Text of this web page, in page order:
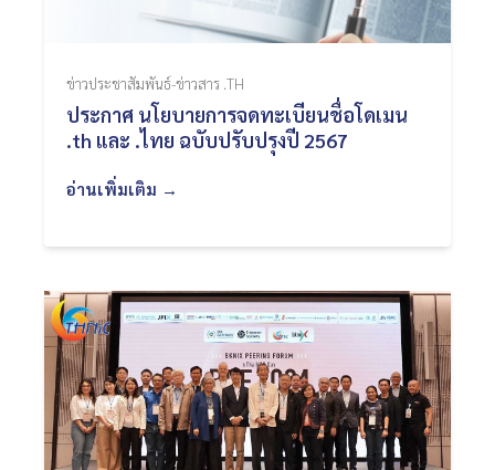
ข่าวประชาสัมพันธ์-ข่าวสาร .TH
ประกาศ นโยบายการจดทะเบียนชื่อโดเมน
.th และ .ไทย ฉบับปรับปรุงปี 2567
อ่านเพิ่มเติม →